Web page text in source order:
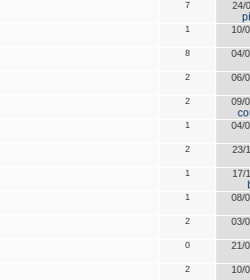
7 24/
1 10/
8 04/
2 06/
2 09/
1 04/
2 23/
1 17/
1 08/
2 03/
0 21/
2 10/